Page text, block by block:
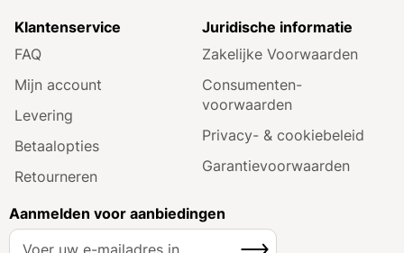
Klantenservice
FAQ
Mijn account
Levering
Betaalopties
Retourneren
Juridische informatie
Zakelijke Voorwaarden
Consumenten­
voorwaarden
Privacy- & cookiebeleid
Garantie­voorwaarden
Aanmelden voor aanbiedingen
A
Inschrijven